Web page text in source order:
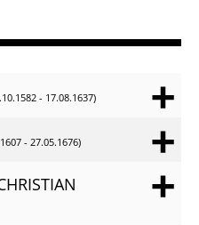
- 17.08.1637)
- 27.05.1676)